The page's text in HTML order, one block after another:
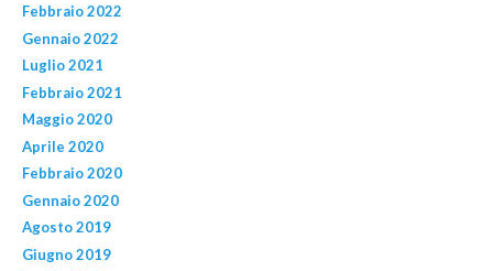
Febbraio 2022
Gennaio 2022
Luglio 2021
Febbraio 2021
Maggio 2020
Aprile 2020
Febbraio 2020
Gennaio 2020
Agosto 2019
Giugno 2019